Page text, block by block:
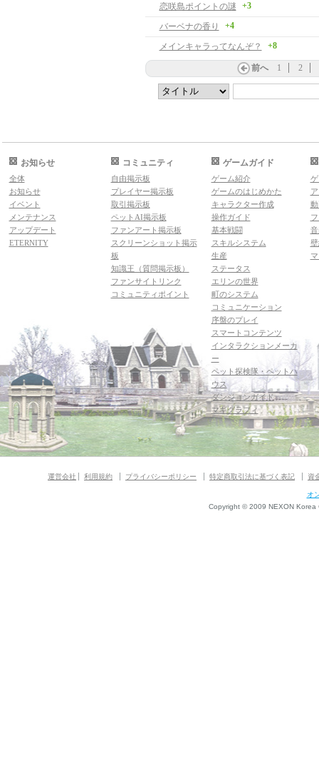
恋咲島ポイントの謎 +3
バーベナの香り +4
メインキャラってなんぞ？ +8
前へ 1 2
お知らせ
全体
お知らせ
イベント
メンテナンス
アップデート
ETERNITY
コミュニティ
自由掲示板
プレイヤー掲示板
取引掲示板
ペットAI掲示板
ファンアート掲示板
スクリーンショット掲示
板
知識王（質問掲示板）
ファンサイトリンク
コミュニティポイント
ゲームガイド
ゲーム紹介
ゲームのはじめかた
キャラクター作成
操作ガイド
基本戦闘
スキルシステム
生産
ステータス
エリンの世界
町のシステム
コミュニケーション
序盤のプレイ
スマートコンテンツ
インタラクションメーカ
ー
ペット探検隊・ペットハ
ウス
ダンジョンガイド
マギグラフィ
運営会社 利用規約 プライバシーポリシー 特定商取引法に基づく表記 資
オ
Copyright © 2009 NEXON Korea